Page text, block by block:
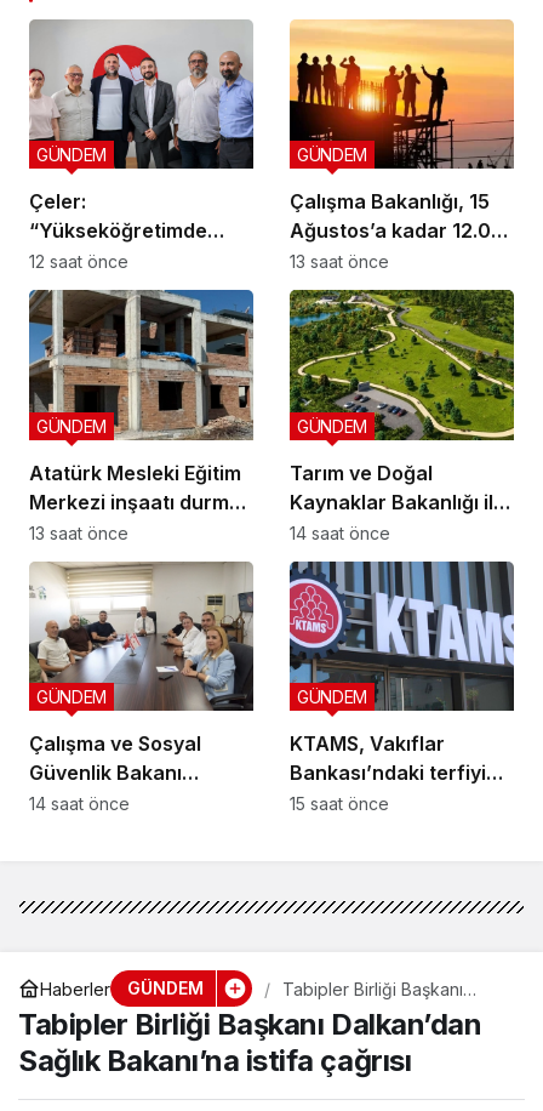
Çeler:
“Yükseköğretimde
günü kurtaran değil,
geleceği planlayan
politikalara ihtiyaç var”
GÜNDEM
12 saat önce
Çalışma Bakanlığı, 15
Ağustos’a kadar 12.00-
16.00 saatleri arasında
güneş altında çalışmayı
yasakladı
GÜNDEM
13 saat önce
Atatürk Mesleki Eğitim
Merkezi inşaatı durma
noktasında!
GÜNDEM
13 saat önce
Tarım ve Doğal
Kaynaklar Bakanlığı ile
İnşaat Mühendisleri
Odası arasında iş birliği
protokolü imzalandı
GÜNDEM
14 saat önce
Çalışma ve Sosyal
Güvenlik Bakanı
Hasipoğlu,
GÜNDEM
14 saat önce
KTAMS, Vakıflar
Bankası’ndaki terfiyi
eleştirdi
GÜNDEM
15 saat önce
Haberler GÜNDEM
Tabipler Birliği Başkanı
Dalkan’dan Sağlık Bakanı’na
istifa çağrısı
Tabipler Birliği Başkanı Dalkan’dan
Sağlık Bakanı’na istifa çağrısı